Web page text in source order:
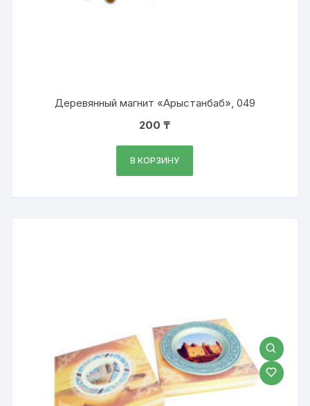
Деревянный магнит «Арыстанбаб», 049
200₸
В КОРЗИНУ